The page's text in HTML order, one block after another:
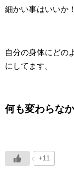
細かい事はいいか
自分の身体にどの
にしてます。
何も変わらな
+11